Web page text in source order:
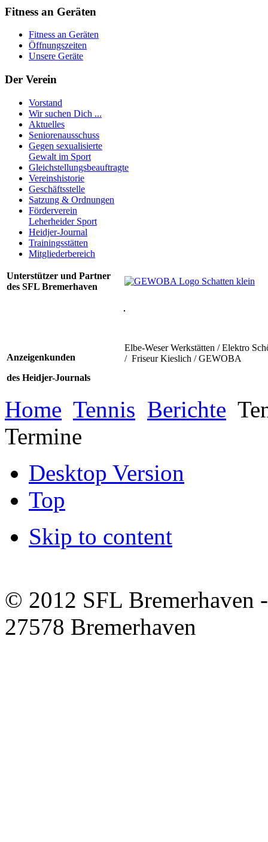
Fitness an Geräten
Fitness an Geräten
Öffnungszeiten
Unsere Geräte
Der Verein
Vorstand
Wir suchen Dich ...
Aktuelles
Seniorenausschuss
Gegen sexualisierte
Gewalt im Sport
Gleichstellungsbeauftragte
Vereinshistorie
Geschäftsstelle
Satzung & Ordnungen
Förderverein
Leherheider Sport
Heidjer-Journal
Trainingsstätten
Mitgliederbereich
Unterstützer und Partner
des SFL Bremerhaven
Anzeigenkunden
des Heidjer-Journals
Elbe-Weser Werkstätten / Elektro
/ Friseur Kieslich / GEWOBA
Home Tennis Berichte
Termine
Desktop Version
Top
Skip to content
© 2012 SFL Bremerhaven
27578 Bremerhaven